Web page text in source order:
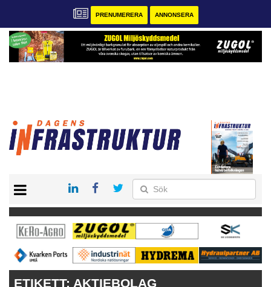
PRENUMERERA ANNONSERA
KONTAKT
VÅRA ANDRA MAGASIN
PRENUMERERA
ANNONSERA
ETIKETT: AKTIEBOLAG